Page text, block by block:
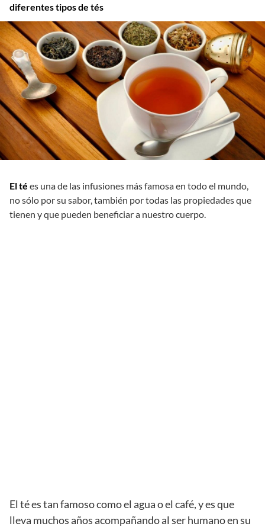
diferentes tipos de tés
El té es una de las infusiones más famosa en todo el mundo,
no sólo por su sabor, también por todas las propiedades que
tienen y que pueden beneficiar a nuestro cuerpo.
El té es tan famoso como el agua o el café, y es que
lleva muchos años acompañando al ser humano en su